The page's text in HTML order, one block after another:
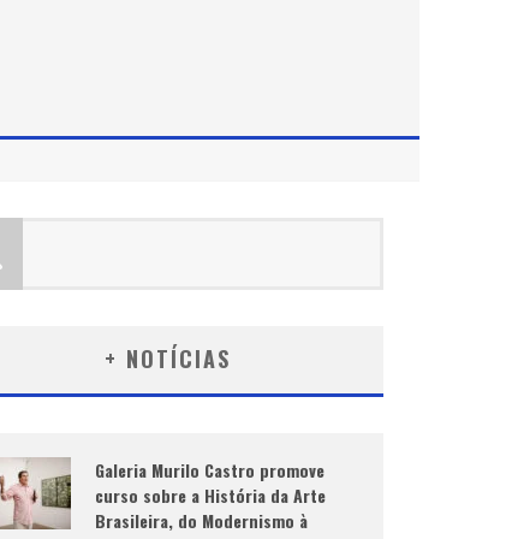
+ NOTÍCIAS
Galeria Murilo Castro promove
curso sobre a História da Arte
Brasileira, do Modernismo à